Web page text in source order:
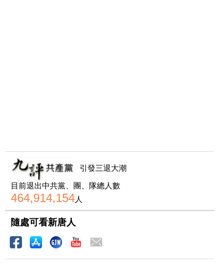
引發三退大潮
目前退出中共黨、團、隊總人數
464,914,154人
隨處可看新唐人